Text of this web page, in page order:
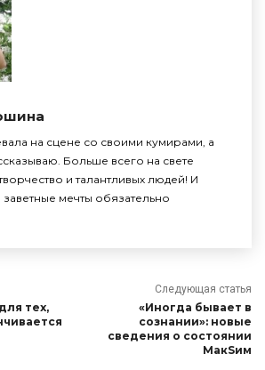
на сцене со своими кумирами, а
Больше всего на свете
и талантливых людей! И
мечты обязательно
тех,
Следующая статья
«Иногда бывает в
сознании»: новые
сведения о состоянии
МакSим